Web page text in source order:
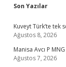
Son Yazılar
Kuveyt Türk’te tek
Ağustos 8, 2026
Manisa Avcı P
Ağustos 7, 2026